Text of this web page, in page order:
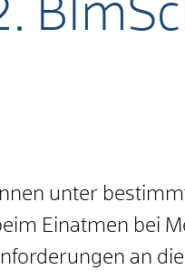
unter
Einatmen bei
an